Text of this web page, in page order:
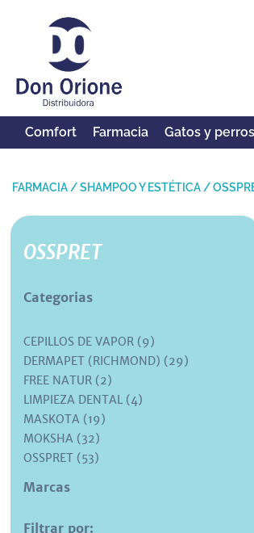
Comfort Farmacia Gatos y perros
FARMACIA /SHAMPOO Y ESTÉTICA /
OSSPRET
Categorias
CEPILLOS DE VAPOR (9)
DERMAPET (RICHMOND) (29)
FREE NATUR (2)
LIMPIEZA DENTAL (4)
MASKOTA (19)
MOKSHA (32)
OSSPRET (53)
Marcas
Filtrar por: